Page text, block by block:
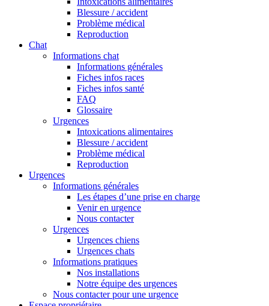
Blessure / accident
Problème médical
Reproduction
Chat
Informations chat
Informations générales
Fiches infos races
Fiches infos santé
FAQ
Glossaire
Urgences
Intoxications alimentaires
Blessure / accident
Problème médical
Reproduction
Urgences
Informations générales
Les étapes d’une prise en charge
Venir en urgence
Nous contacter
Urgences
Urgences chiens
Urgences chats
Informations pratiques
Nos installations
Notre équipe des urgences
Nous contacter pour une urgence